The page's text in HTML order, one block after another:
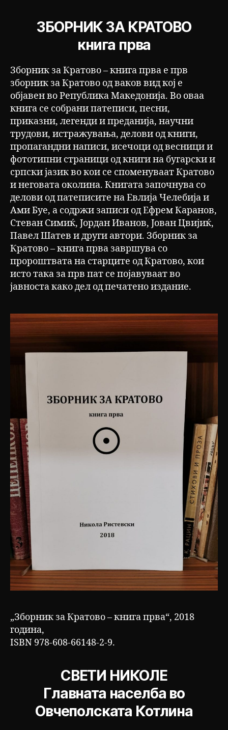
ЗБОРНИК ЗА КРАТОВО
книга прва
Зборник за Кратово – книга прва е прв
зборник за Кратово од ваков вид кој е
објавен во Република Македонија. Во оваа
книга се собрани патеписи, песни,
приказни, легенди и преданија, научни
трудови, истражувања, делови од книги,
пропагандни написи, исечоци од весници и
фототипни страници од книги на бугарски и
српски јазик во кои се споменуваат Кратово
и неговата околина. Книгата започнува со
делови од патеписите на Евлија Челебија и
Ами Буе, а содржи записи од Ефрем Каранов,
Стеван Симиќ, Јордан Иванов, Јован Цвијиќ,
Павел Шатев и други автори. Зборник за
Кратово – книга прва завршува со
пророштвата на старците од Кратово, кои
исто така за прв пат се појавуваат во
јавноста како дел од печатено издание.
„Зборник за Кратово – книга прва“, 2018
година,
ISBN 978-608-66148-2-9.
СВЕТИ НИКОЛЕ
Главната населба во
Овчеполската Котлина